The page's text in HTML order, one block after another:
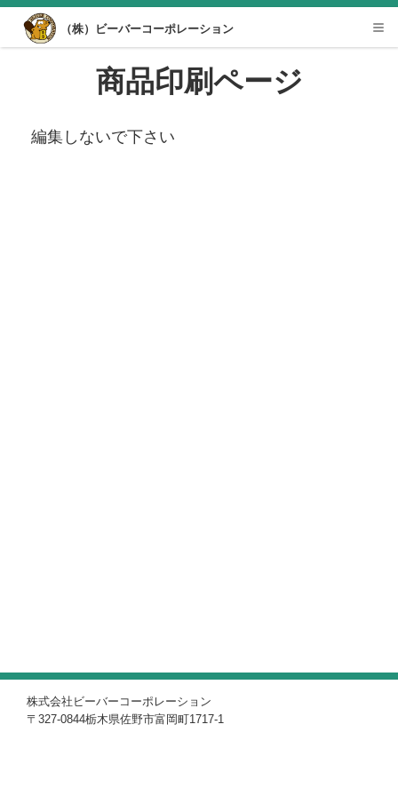
Desktop View
（株）ビーバーコーポレーション
商品印刷ページ
編集しないで下さい
株式会社ビーバーコーポレーション
〒327-0844栃木県佐野市富岡町1717-1